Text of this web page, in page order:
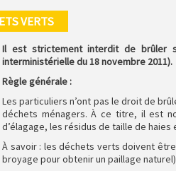
VERTS
Il est strictement interdit de brûler
interministérielle du 18 novembre 2011).
Règle générale :
Les particuliers n’ont pas le droit de
déchets ménagers. À ce titre, il est
d’élagage, les résidus de taille de
À savoir : les déchets verts doivent
broyage pour obtenir un paillage